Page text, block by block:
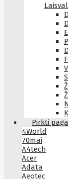
Pirkti
4World
70mai
A4tech
Acer
Adata
Aeotec